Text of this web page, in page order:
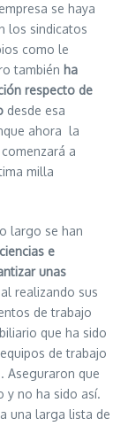
se haya
los sindicatos
como le
también ha
respecto de
desde esa
ahora la
a
milla
largo se han
e
unas
realizando sus
de trabajo
que ha sido
de trabajo
Aseguraron que
y no ha sido así.
una larga lista de